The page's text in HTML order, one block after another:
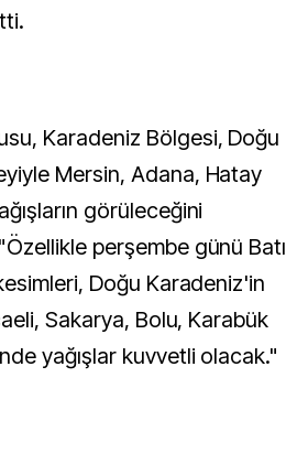
Karadeniz Bölgesi, Doğu
Mersin, Adana, Hatay
görüleceğini
perşembe günü Batı
Doğu Karadeniz'in
Sakarya, Bolu, Karabük
yağışlar kuvvetli olacak."